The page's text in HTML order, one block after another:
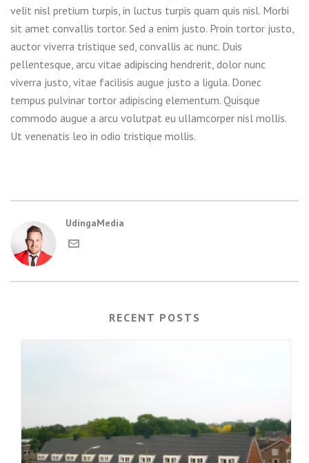
velit nisl pretium turpis, in luctus turpis quam quis nisl. Morbi
sit amet convallis tortor. Sed a enim justo. Proin tortor justo,
auctor viverra tristique sed, convallis ac nunc. Duis
pellentesque, arcu vitae adipiscing hendrerit, dolor nunc
viverra justo, vitae facilisis augue justo a ligula. Donec
tempus pulvinar tortor adipiscing elementum. Quisque
commodo augue a arcu volutpat eu ullamcorper nisl mollis.
Ut venenatis leo in odio tristique mollis.
UdingaMedia
RECENT POSTS